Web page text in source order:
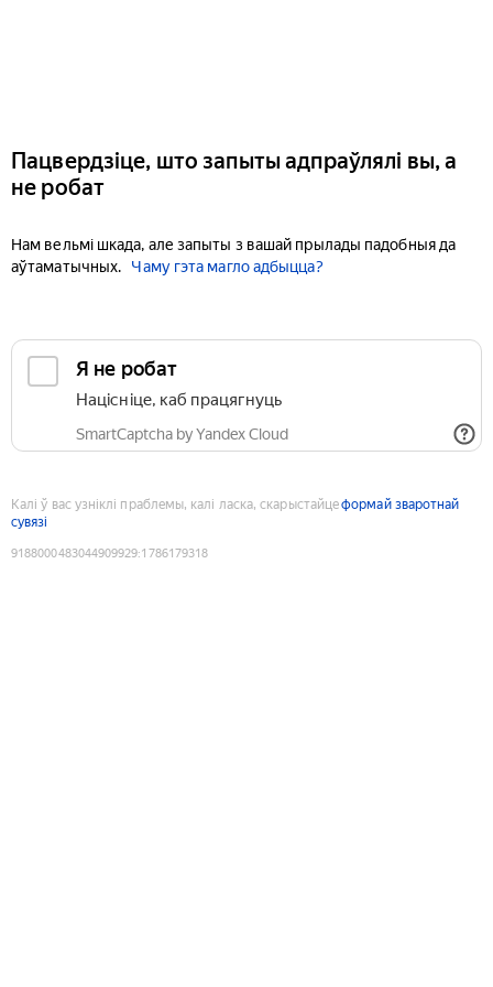
Пацвердзіце, што запыты адпраўлялі вы, а
не робат
Нам вельмі шкада, але запыты з вашай прылады падобныя да
аўтаматычных.
Чаму гэта магло адбыцца?
Я не робат
Націсніце, каб працягнуць
SmartCaptcha by Yandex Cloud
Калі ў вас узніклі праблемы, калі ласка, скарыстайцеформай зваротнай
сувязі
9188000483044909929:1786179318